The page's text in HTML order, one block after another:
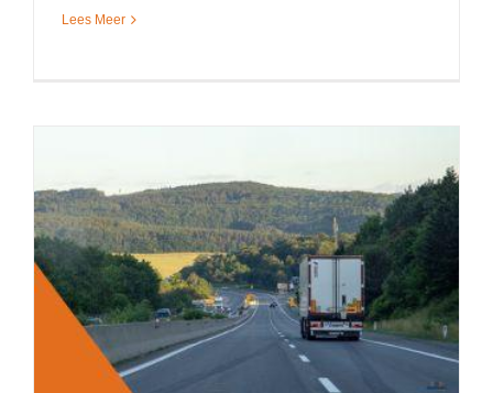
Lees Meer